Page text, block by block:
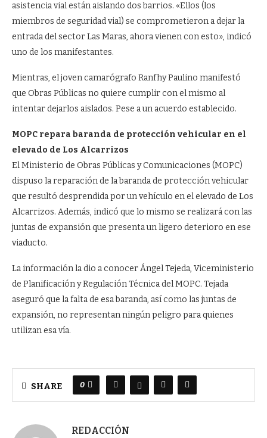
asistencia vial están aislando dos barrios. «Ellos (los
miembros de seguridad vial) se comprometieron a dejar la
entrada del sector Las Maras, ahora vienen con esto», indicó
uno de los manifestantes.
Mientras, el joven camarógrafo Ranfhy Paulino manifestó
que Obras Públicas no quiere cumplir con el mismo al
intentar dejarlos aislados. Pese a un acuerdo establecido.
MOPC repara baranda de protección vehicular en el
elevado de Los Alcarrizos
El Ministerio de Obras Públicas y Comunicaciones (MOPC)
dispuso la reparación de la baranda de protección vehicular
que resultó desprendida por un vehículo en el elevado de Los
Alcarrizos. Además, indicó que lo mismo se realizará con las
juntas de expansión que presenta un ligero deterioro en ese
viaducto.
La información la dio a conocer Ángel Tejeda, Viceministerio
de Planificación y Regulación Técnica del MOPC. Tejada
aseguró que la falta de esa baranda, así como las juntas de
expansión, no representan ningún peligro para quienes
utilizan esa vía.
SHARE 0
REDACCIÓN